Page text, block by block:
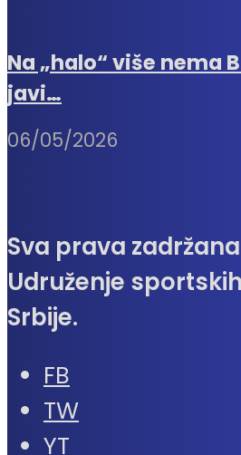
Na „halo“ više nema
javi…
06/05/2026
Sva prava
Udruženje
Srbije.
FB
TW
YT